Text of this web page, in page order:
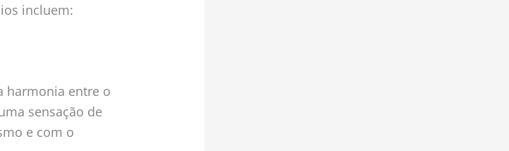
incluem:
harmonia entre o
sensação de
e com o